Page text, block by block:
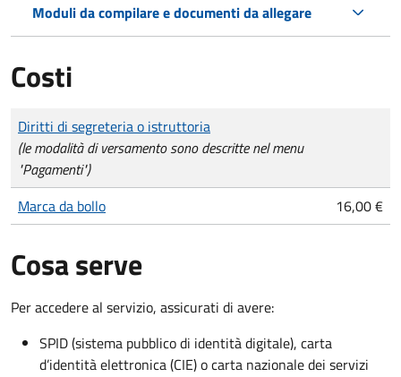
Moduli da compilare e documenti da allegare
Costi
Tipo di pagamento
Importo
Diritti di segreteria o istruttoria
(le modalità di versamento sono descritte nel menu
"Pagamenti")
Marca da bollo
16,00 €
Cosa serve
Per accedere al servizio, assicurati di avere:
SPID (sistema pubblico di identità digitale), carta
d’identità elettronica (CIE) o carta nazionale dei servizi